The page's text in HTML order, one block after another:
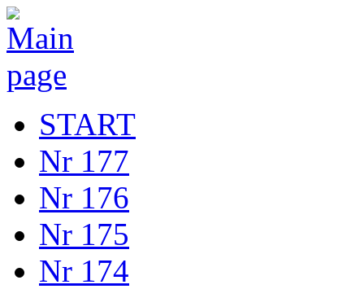
START
Nr 177
Nr 176
Nr 175
Nr 174